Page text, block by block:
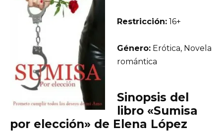
Restricción: 16+
Género: Erótica, Novela
romántica
Sinopsis del
libro «Sumisa
por elección» de Elena López